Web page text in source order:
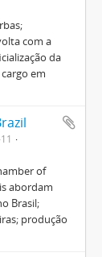
com a
da
em
of
abordam
Brasil;
produção